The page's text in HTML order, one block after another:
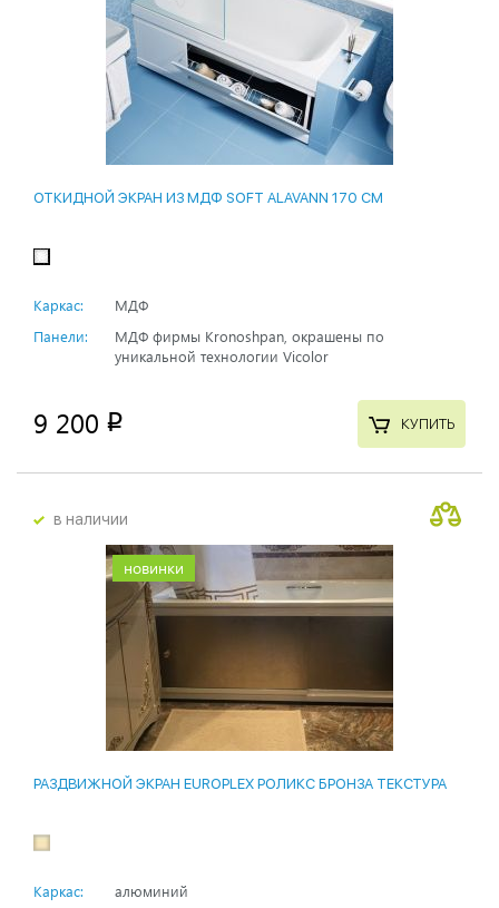
ОТКИДНОЙ ЭКРАН ИЗ МДФ SOFT ALAVANN 170 СМ
Каркас:
МДФ
Панели:
МДФ фирмы Kronoshpan, окрашены по
уникальной технологии Vicolor
9 200 p КУПИТЬ
в наличии
новинки
РАЗДВИЖНОЙ ЭКРАН EUROPLEX РОЛИКС БРОНЗА ТЕКСТУРА
Каркас: алюминий